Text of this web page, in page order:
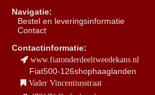
Navigatie:
Bestel en leveringsinformatie
Contact
Contactinformatie:
www.fiatonderdeeltweedekans.nl
Fiat500-126shophaaglanden
Vader Vincentiusstraat